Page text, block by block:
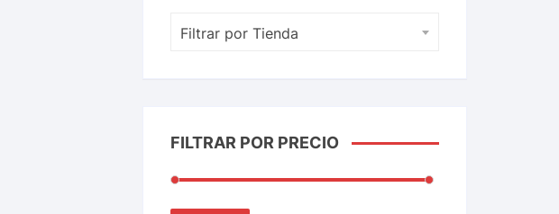
Filtrar por Tienda
FILTRAR POR PRECIO